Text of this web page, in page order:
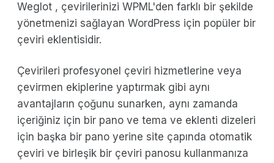
Weglot , çevirilerinizi WPML'den farklı bir şekilde
yönetmenizi sağlayan WordPress için popüler bir
çeviri eklentisidir.
Çevirileri profesyonel çeviri hizmetlerine veya
çevirmen ekiplerine yaptırmak gibi aynı
avantajların çoğunu sunarken, aynı zamanda
içeriğiniz için bir pano ve tema ve eklenti dizeleri
için başka bir pano yerine site çapında otomatik
çeviri ve birleşik bir çeviri panosu kullanmanıza